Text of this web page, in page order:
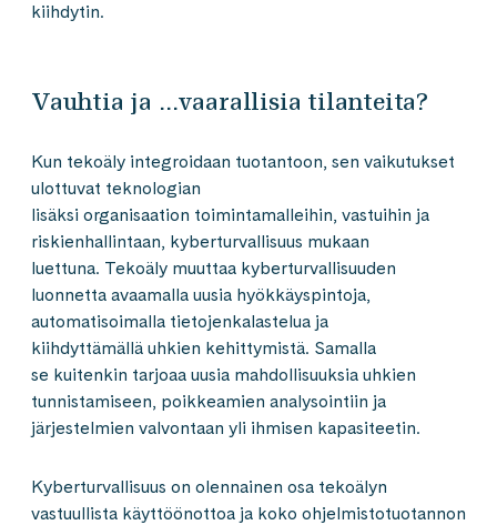
kiihdytin.
Vauhtia ja …vaarallisia tilanteita?
Kun tekoäly integroidaan tuotantoon, sen vaikutukset
ulottuvat teknologian
lisäksi organisaation toimintamalleihin, vastuihin ja
riskienhallintaan, kyberturvallisuus mukaan
luettuna. Tekoäly muuttaa kyberturvallisuuden
luonnetta avaamalla uusia hyökkäyspintoja,
automatisoimalla tietojenkalastelua ja
kiihdyttämällä uhkien kehittymistä. Samalla
se kuitenkin tarjoaa uusia mahdollisuuksia uhkien
tunnistamiseen, poikkeamien analysointiin ja
järjestelmien valvontaan yli ihmisen kapasiteetin.
Kyberturvallisuus on olennainen osa tekoälyn
vastuullista käyttöönottoa ja koko ohjelmistotuotannon